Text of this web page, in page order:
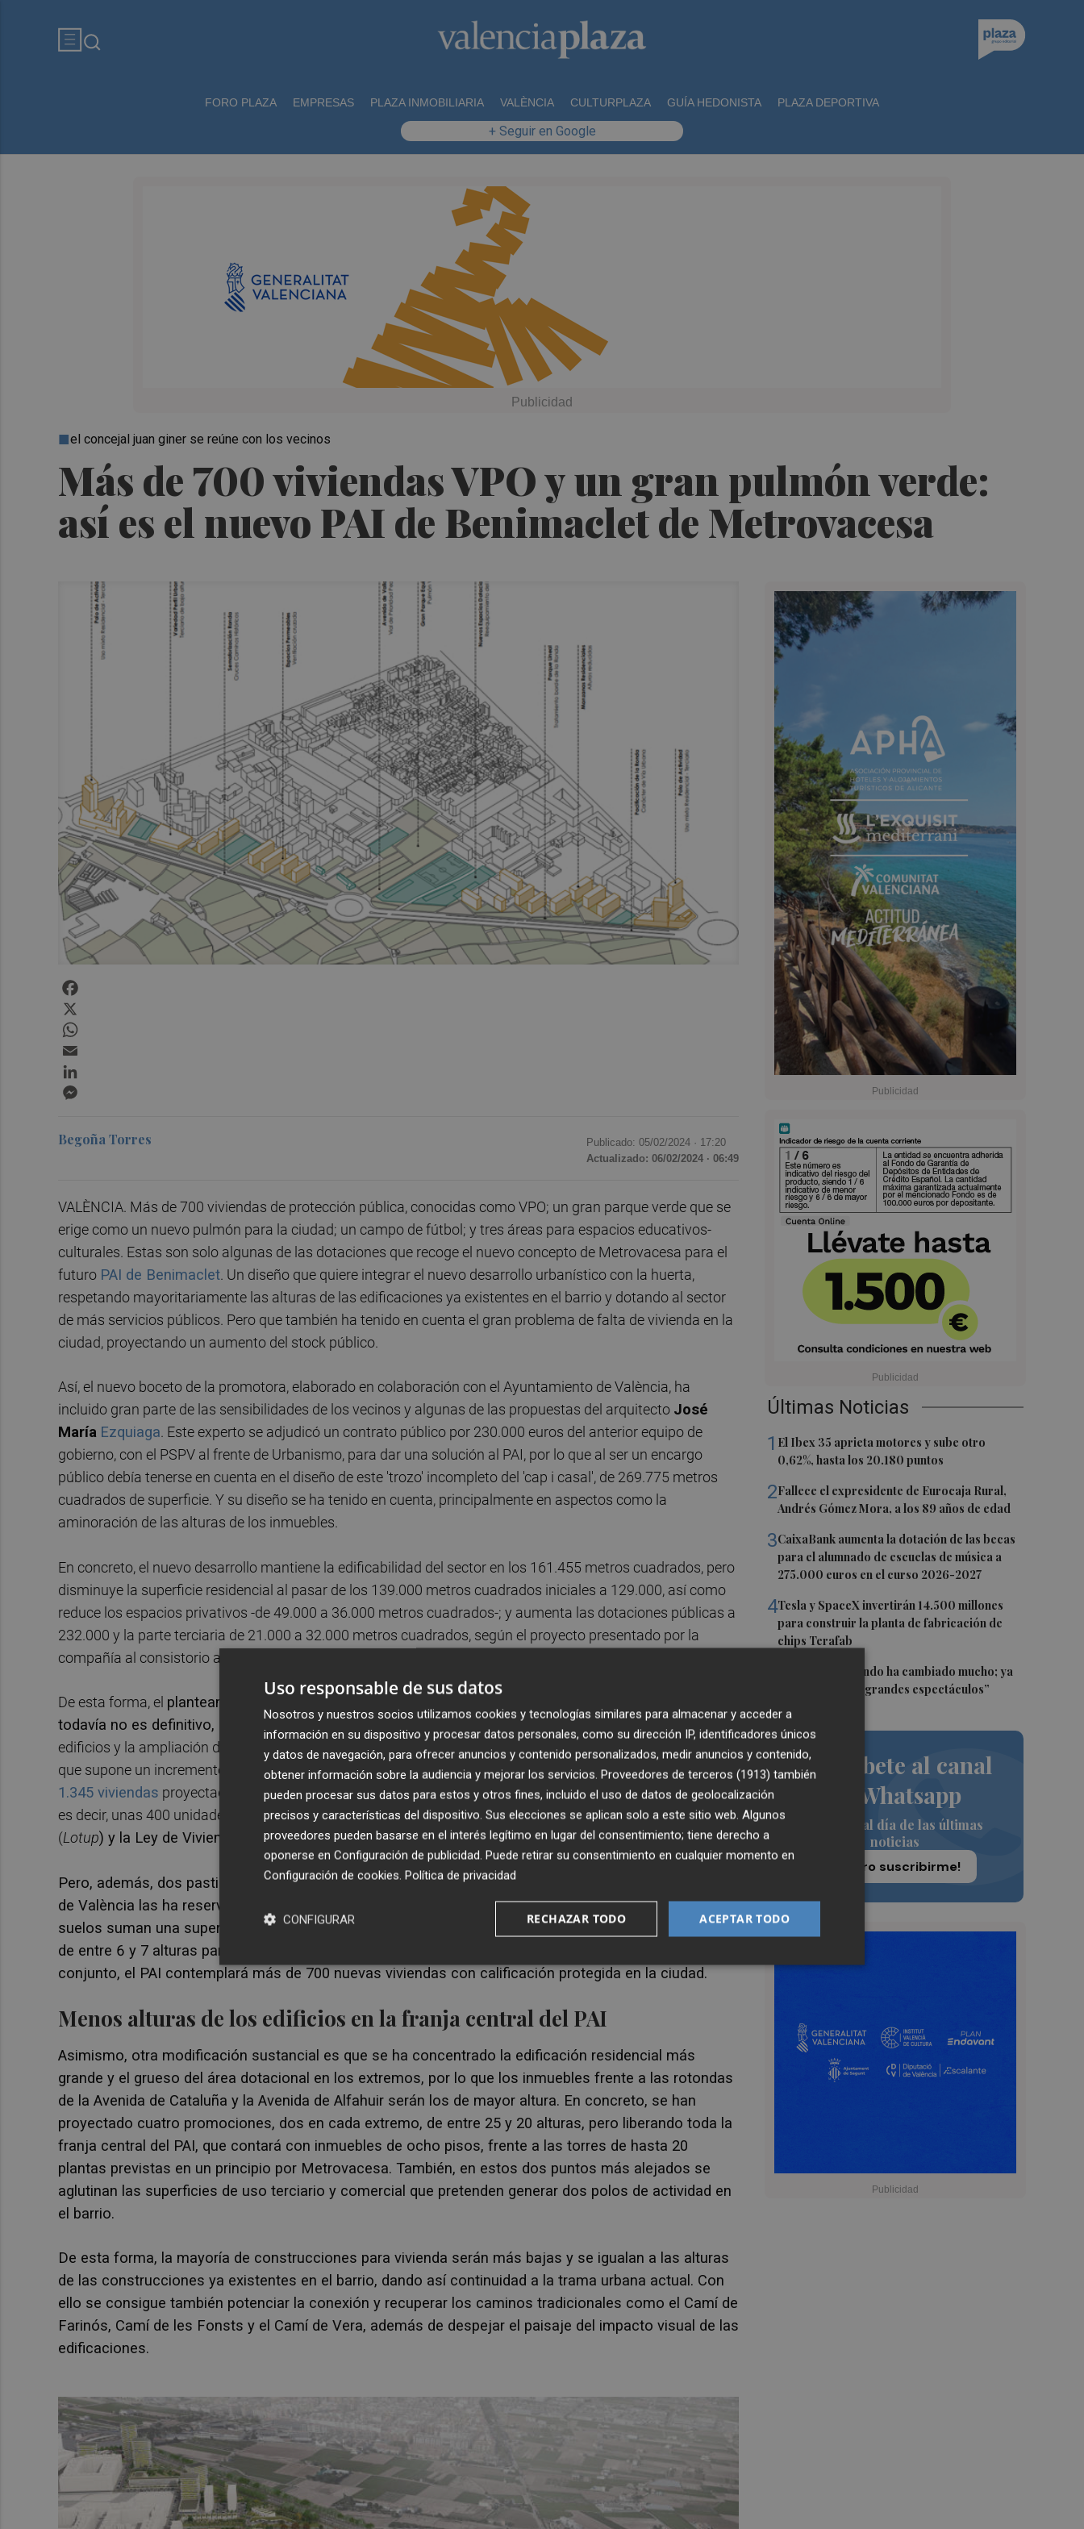
FORO PLAZA EMPRESAS PLAZA INMOBILIARIA VALÈNCIA CULTURPLAZA GUÍA HEDONISTA PLAZA DEPORTIVA
+ Seguir en Google
Más de 700 viviendas VPO y un gran pulmón verde:
así es el nuevo PAI de Benimaclet de Metrovacesa
el concejal juan giner se reúne con los vecinos
Últimas Noticias
1 El Ibex 35 aprieta motores y sube otro
0,62%, hasta los 20.180 puntos
2Fallece el expresidente de Eurocaja Rural,
Andrés Gómez Mora, a los 89 años de edad
3CaixaBank aumenta la dotación de las becas
para el alumnado de escuelas de música a
275.000 euros en el curso 2026-2027
4Tesla y SpaceX invertirán 14.500 millones
para construir la planta de fabricación de
chips Terafab
Sol Picó: “El mundo ha cambiado mucho; ya
no es tiempo de grandes espectáculos”
Suscríbete al canal
de Whatsapp
Siempre al día de las últimas
noticias
¡Quiero suscribirme!
Begoña Torres Publicado: 05/02/2024 · 17:20
Actualizado: 06/02/2024 · 06:49
VALÈNCIA. Más de 700 viviendas de protección pública, conocidas como VPO; un gran parque verde que se
erige como un nuevo pulmón para la ciudad; un campo de fútbol; y tres áreas para espacios educativos-
culturales. Estas son solo algunas de las dotaciones que recoge el nuevo concepto de Metrovacesa para el
futuro PAI de Benimaclet. Un diseño que quiere integrar el nuevo desarrollo urbanístico con la huerta,
respetando mayoritariamente las alturas de las edificaciones ya existentes en el barrio y dotando al sector
de más servicios públicos. Pero que también ha tenido en cuenta el gran problema de falta de vivienda en la
ciudad, proyectando un aumento del stock público.
Así, el nuevo boceto de la promotora, elaborado en colaboración con el Ayuntamiento de València, ha
incluido gran parte de las sensibilidades de los vecinos y algunas de las propuestas del arquitecto José
María Ezquiaga. Este experto se adjudicó un contrato público por 230.000 euros del anterior equipo de
gobierno, con el PSPV al frente de Urbanismo, para dar una solución al PAI, por lo que al ser un encargo
público debía tenerse en cuenta en el diseño de este 'trozo' incompleto del 'cap i casal', de 269.775 metros
cuadrados de superficie. Y su diseño se ha tenido en cuenta, principalmente en aspectos como la
aminoración de las alturas de los inmuebles.
En concreto, el nuevo desarrollo mantiene la edificabilidad del sector en los 161.455 metros cuadrados, pero
disminuye la superficie residencial al pasar de los 139.000 metros cuadrados iniciales a 129.000, así como
reduce los espacios privativos -de 49.000 a 36.000 metros cuadrados-; y aumenta las dotaciones públicas a
232.000 y la parte terciaria de 21.000 a 32.000 metros cuadrados, según el proyecto presentado por la
compañía al consistorio al que ha tenido acceso este diario.
De esta forma, el planteamiento que ahora ha presentado la promotora al consistorio valenciano, y que
todavía no es definitivo,
presenta importantes cambios. Destacan, la rebaja de alturas de la mayoría de sus
edificios y la ampliación de las zonas verdes en más de 20.000 metros cuadrados respecto al plan inicial, lo
que supone un incremento superior al 40% como reclamaban parte de sus vecinos. Eso sí, se mantienen las
1.345 viviendas proyectadas sobre este enclave, que linda con la Ronde Norte de València. De ellas, el 30%,
es decir, unas 400 unidades, serán VPO como fija la Ley de Ordenación del Territorio, Urbanismo y Paisaje
(Lotup) y la Ley de Vivienda.
Pero, además, dos pastillas que la compañía ha dedicado a a uso dotacional público, el Ayuntamiento
de València las ha reservado para uso residencial con el fin de aumentar la oferta de VPO. Ambos
suelos suman una superficie de más de 35.000 metros cuadrados y permitirán levantar dos edificios
de entre 6 y 7 alturas para cerca de otras 350 viviendas protegidas aproximadamente. Por tanto, en
conjunto, el PAI contemplará más de 700 nuevas viviendas con calificación protegida en la ciudad.
Menos alturas de los edificios en la franja central del PAI
Asimismo, otra modificación sustancial es que se ha concentrado la edificación residencial más
grande y el grueso del área dotacional en los extremos, por lo que los inmuebles frente a las rotondas
de la Avenida de Cataluña y la Avenida de Alfahuir serán los de mayor altura. En concreto, se han
proyectado cuatro promociones, dos en cada extremo, de entre 25 y 20 alturas, pero liberando toda la
franja central del PAI, que contará con inmuebles de ocho pisos, frente a las torres de hasta 20
plantas previstas en un principio por Metrovacesa. También, en estos dos puntos más alejados se
aglutinan las superficies de uso terciario y comercial que pretenden generar dos polos de actividad en
el barrio.
De esta forma, la mayoría de construcciones para vivienda serán más bajas y se igualan a las alturas
de las construcciones ya existentes en el barrio, dando así continuidad a la trama urbana actual. Con
ello se consigue también potenciar la conexión y recuperar los caminos tradicionales como el Camí de
Farinós, Camí de les Fonsts y el Camí de Vera, además de despejar el paisaje del impacto visual de las
edificaciones.
Uso responsable de sus datos
Nosotros y nuestros socios utilizamos cookies y tecnologías similares para almacenar y acceder a
información en su dispositivo y procesar datos personales, como su dirección IP, identificadores únicos
y datos de navegación, para ofrecer anuncios y contenido personalizados, medir anuncios y contenido,
obtener información sobre la audiencia y mejorar los servicios. Proveedores de terceros (1913) también
pueden procesar sus datos para estos y otros fines, incluido el uso de datos de geolocalización
precisos y características del dispositivo. Sus elecciones se aplican solo a este sitio web. Algunos
proveedores pueden basarse en el interés legítimo en lugar del consentimiento; tiene derecho a
oponerse en Configuración de publicidad. Puede retirar su consentimiento en cualquier momento en
Configuración de cookies. Política de privacidad
ACEPTAR TODO
RECHAZAR TODO
CONFIGURAR